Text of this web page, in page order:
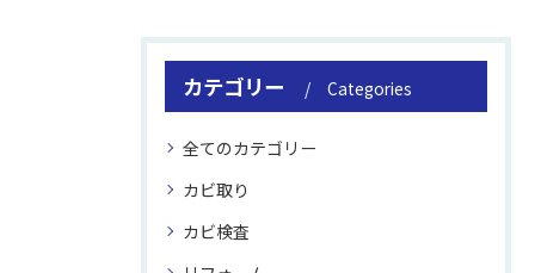
カテゴリー Categories
全てのカテゴリー
カビ取り
カビ検査